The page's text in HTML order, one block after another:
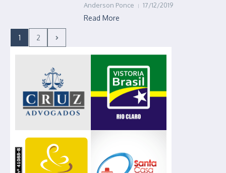
Anderson Ponce 17/12/2019
Read More
1 2